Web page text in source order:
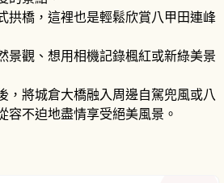
拱橋，這裡也是輕鬆欣賞八甲田連峰
景觀、想用相機記錄楓紅或新綠美景
，將城倉大橋融入周邊自駕兜風或八
容不迫地盡情享受絕美風景。